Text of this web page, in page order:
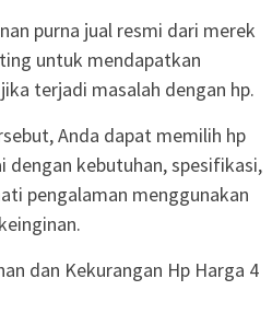
purna jual resmi dari merek
untuk mendapatkan
terjadi masalah dengan hp.
Anda dapat memilih hp
dengan kebutuhan, spesifikasi,
pengalaman menggunakan
dan Kekurangan Hp Harga 4